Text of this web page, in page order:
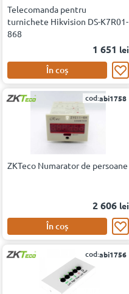
Telecomanda pentru
turnichete Hikvision DS-K7R01-
868
1 651 lei
În coș
cod:abi1758
ZKTeco Numarator de persoane
2 606 lei
În coș
cod:abi1756